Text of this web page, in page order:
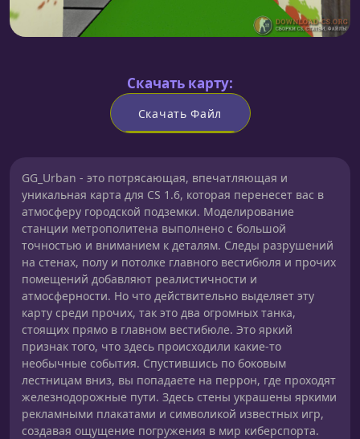
Скачать карту:
Скачать Файл
GG_Urban - это потрясающая, впечатляющая и
уникальная карта для CS 1.6, которая перенесет вас в
атмосферу городской подземки. Моделирование
станции метрополитена выполнено с большой
точностью и вниманием к деталям. Следы разрушений
на стенах, полу и потолке главного вестибюля и прочих
помещений добавляют реалистичности и
атмосферности. Но что действительно выделяет эту
карту среди прочих, так это два огромных танка,
стоящих прямо в главном вестибюле. Это яркий
признак того, что здесь происходили какие-то
необычные события. Спустившись по боковым
лестницам вниз, вы попадаете на перрон, где проходят
железнодорожные пути. Здесь стены украшены яркими
рекламными плакатами и символикой известных игр,
создавая ощущение погружения в мир киберспорта.